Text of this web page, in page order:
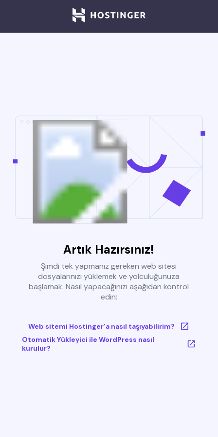
Artık Hazırsınız!
Şimdi tek yapmanız gereken web sitesi
dosyalarınızı yüklemek ve yolculuğunuza
başlamak. Nasıl yapacağınızı aşağıdan kontrol
edin:
Web sitemi Hostinger'a nasıl taşıyabilirim?
Otomatik Yükleyici ile WordPress nasıl
kurulur?